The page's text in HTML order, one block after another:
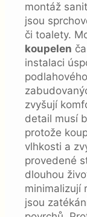
montáž
jsou
či toalety.
koupelen
instalaci
zvyšují
detail musí
protože
vlhkosti a
provedené
dlouhou
minimalizují
jsou